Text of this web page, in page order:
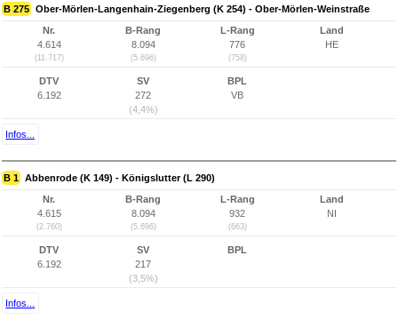
B 275 Ober-Mörlen-Langenhain-Ziegenberg (K 254) - Ober-Mörlen-Weinstraße
Nr.
4.614
(11.717)
B-Rang
8.094
(5.696)
L-Rang
776
(758)
Land
HE
DTV
6.192
SV
272
(4,4%)
BPL
VB
Infos...
B 1 Abbenrode (K 149) - Königslutter (L 290)
Nr.
4.615
(2.760)
B-Rang
8.094
(5.696)
L-Rang
932
(663)
Land
NI
DTV
6.192
SV
217
(3,5%)
BPL
Infos...